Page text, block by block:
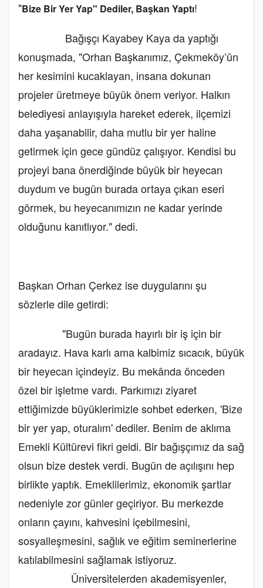
"Bize Bir Yer Yap" Dediler, Başkan Yaptı!
Bağışçı Kayabey Kaya da yaptığı
konuşmada, "Orhan Başkanımız, Çekmeköy’ün
her kesimini kucaklayan, insana dokunan
projeler üretmeye büyük önem veriyor. Halkın
belediyesi anlayışıyla hareket ederek, ilçemizi
daha yaşanabilir, daha mutlu bir yer haline
getirmek için gece gündüz çalışıyor. Kendisi bu
projeyi bana önerdiğinde büyük bir heyecan
duydum ve bugün burada ortaya çıkan eseri
görmek, bu heyecanımızın ne kadar yerinde
olduğunu kanıtlıyor." dedi.
Başkan Orhan Çerkez ise duygularını şu
sözlerle dile getirdi:
"Bugün burada hayırlı bir iş için bir
aradayız. Hava karlı ama kalbimiz sıcacık, büyük
bir heyecan içindeyiz. Bu mekânda önceden
özel bir işletme vardı. Parkımızı ziyaret
ettiğimizde büyüklerimizle sohbet ederken, 'Bize
bir yer yap, oturalım' dediler. Benim de aklıma
Emekli Kültürevi fikri geldi. Bir bağışçımız da sağ
olsun bize destek verdi. Bugün de açılışını hep
birlikte yaptık. Emeklilerimiz, ekonomik şartlar
nedeniyle zor günler geçiriyor. Bu merkezde
onların çayını, kahvesini içebilmesini,
sosyalleşmesini, sağlık ve eğitim seminerlerine
katılabilmesini sağlamak istiyoruz.
Üniversitelerden akademisyenler,